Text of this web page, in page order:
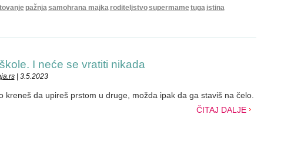
pažnjasamohrana majka roditeljstvosupermametuga istina
I neće se vratiti nikada
| 3.5.2023
kreneš da upireš prstom u druge, možda ipak da ga staviš na čelo.
ČITAJ DALJE